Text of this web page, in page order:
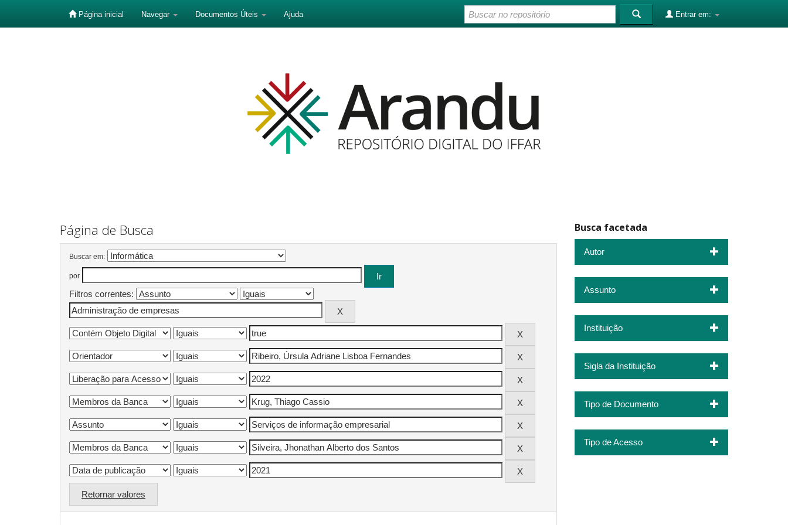
Página inicial Navegar Documentos Úteis Ajuda Entrar em:
Página de Busca
Buscar em:
por
Filtros correntes:
Retornar valores
Busca facetada
Autor
Assunto
Instituição
Sigla da Instituição
Tipo de Documento
Tipo de Acesso